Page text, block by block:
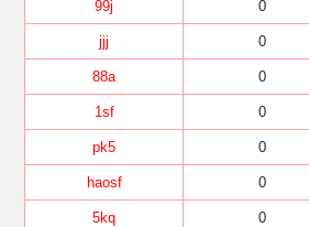
99j 0
jjj 0
88a 0
1sf 0
pk5 0
haosf 0
5kq 0